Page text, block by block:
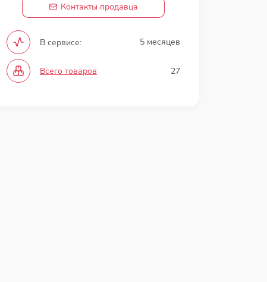
Контакты продавца
В сервисе: 5 месяцев
Всего товаров 27